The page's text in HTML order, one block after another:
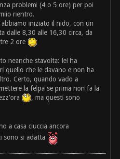
problemi (4 o 5 ore) per poi
rientro.
iniziato il nido, con un
dalle 8,30 alle 16,30 circa, da
2 ore
neanche stavolta: lei ha
quello che le davano e non ha
Certo, quando vado a
la felpa se prima non fa la
, ma questi sono
a casa ciuccia ancora
sono si adatta